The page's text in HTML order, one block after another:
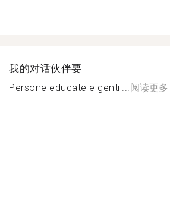
我的对话伙伴要
Persone educate e gentil...阅读更多